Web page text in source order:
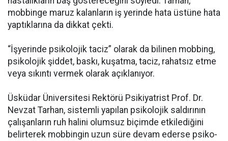
mobbinge maruz kalanların iş yerinde hata üstüne hata
yaptıklarına da dikkat çekti.
“İşyerinde psikolojik taciz” olarak da bilinen mobbing,
psikolojik şiddet, baskı, kuşatma, taciz, rahatsız etme
veya sıkıntı vermek olarak açıklanıyor.
Üsküdar Üniversitesi Rektörü Psikiyatrist Prof. Dr.
Nevzat Tarhan, sistemli yapılan psikolojik saldırının
çalışanların ruh halini olumsuz biçimde etkilediğini
belirterek mobbingin uzun süre devam ederse psiko-